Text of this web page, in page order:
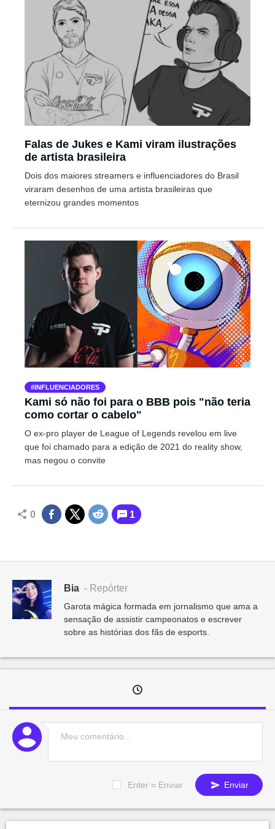
Falas de Jukes e Kami viram ilustrações
de artista brasileira
Dois dos maiores streamers e influenciadores do Brasil
viraram desenhos de uma artista brasileiras que
eternizou grandes momentos
INFLUENCIADORES
Kami só não foi para o BBB pois "não teria
como cortar o cabelo"
O ex-pro player de League of Legends revelou em live
que foi chamado para a edição de 2021 do reality show,
mas negou o convite
0 1
Bia - Repórter
Garota mágica formada em jornalismo que ama a
sensação de assistir campeonatos e escrever
sobre as histórias dos fãs de esports.
Enter = Enviar Enviar